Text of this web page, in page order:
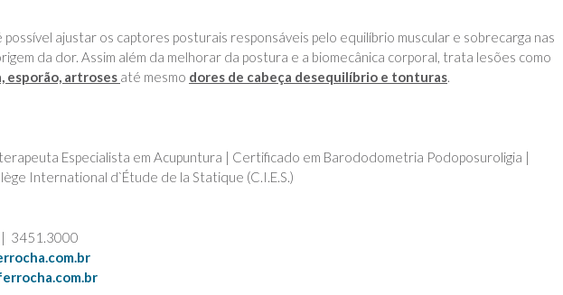
ajustar os captores posturais responsáveis pelo equilíbrio muscular e sobrecarga nas
da dor. Assim além da melhorar da postura e a biomecânica corporal, trata lesões como
esporão, artroses até mesmo dores de cabeça desequilíbrio e tonturas.
Especialista em Acupuntura | Certificado em Barododometria Podoposuroligia |
International d`Étude de la Statique (C.I.E.S.)
| 3451.3000